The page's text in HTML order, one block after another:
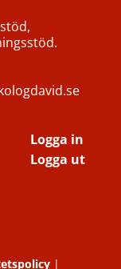
Logga in
Logga ut
|